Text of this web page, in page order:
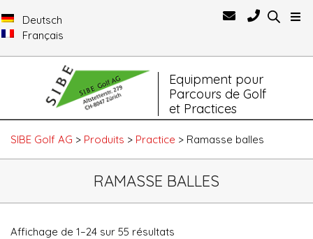
Deutsch
Français
Equipment pour
Parcours de Golf
et Practices
Navigation
SIBE Golf AG > Produits > Practice > Ramasse balles
RAMASSE BALLES
Affichage de 1–24 sur 55 résultats